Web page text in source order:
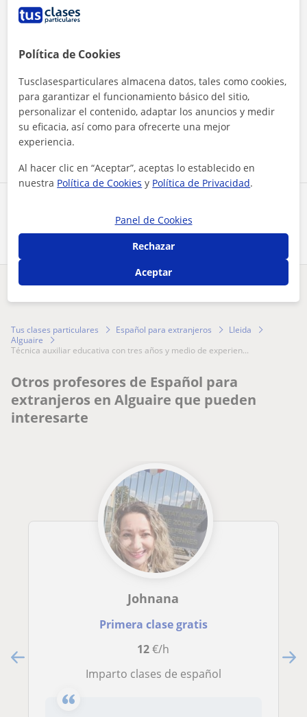
Al hacer clic, aceptas nuestroaviso legaly deprivacidad
Contactar ahora
Tus clases particulares Español para extranjeros
Lleida
Alguaire
técnica auxiliar educativa con tres años y medio de experien...
Otros profesores de Español para
extranjeros en Alguaire que pueden
interesarte
Johnana
Primera clase gratis
12€/h
Imparto clases de español
Política de Cookies
Tusclasesparticulares almacena datos, tales como cookies,
para garantizar el funcionamiento básico del sitio,
personalizar el contenido, adaptar los anuncios y medir
su eficacia, así como para ofrecerte una mejor
experiencia.
Al hacer clic en “Aceptar”, aceptas lo establecido en
nuestra Política de Cookies y Política de Privacidad.
Panel de Cookies
Rechazar
Aceptar